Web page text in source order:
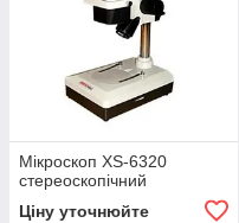
Мікроскоп XS-6320
стереоскопічний
Ціну уточнюйте